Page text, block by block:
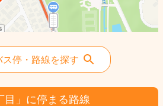
ス停・路線を探す
目」に停まる路線